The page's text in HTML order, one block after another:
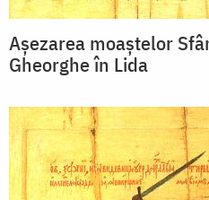
Așezarea moaștelor
Gheorghe în Lida